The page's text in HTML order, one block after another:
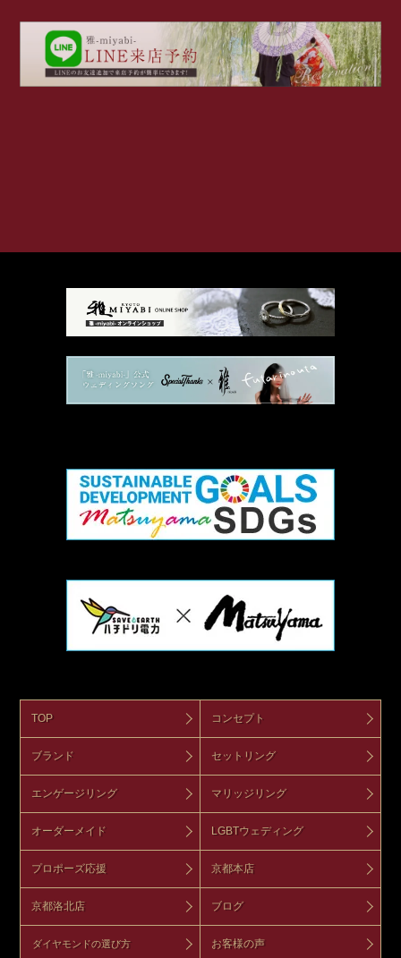
TOP コンセプト
ブランド セットリング
エンゲージリング マリッジリング
オーダーメイド LGBTウェディング
プロポーズ応援 京都本店
京都洛北店 ブログ
ダイヤモンドの選び方 お客様の声